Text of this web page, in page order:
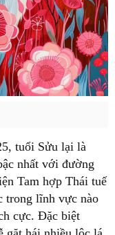
tuổi Sửu lại là
nhất với đường
Tam hợp Thái tuế
trong lĩnh vực nào
cực. Đặc biệt